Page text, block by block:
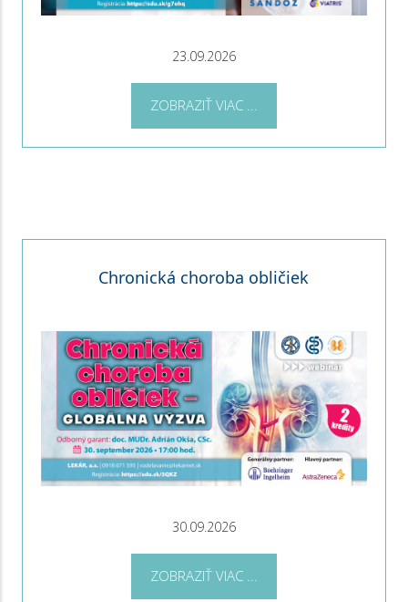
23.09.2026
ZOBRAZIŤ VIAC ...
Chronická choroba obličiek
30.09.2026
ZOBRAZIŤ VIAC ...